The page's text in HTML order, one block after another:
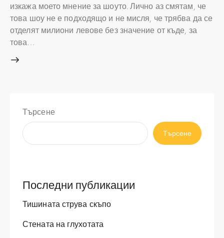
изкажа моето мнение за шоуто. Лично аз смятам, че
това шоу не е подходящо и не мисля, че трябва да се
отделят милиони левове без значение от къде, за
това…
Търсене
Търсене
Последни публикации
Тишината струва скъпо
Стената на глухотата